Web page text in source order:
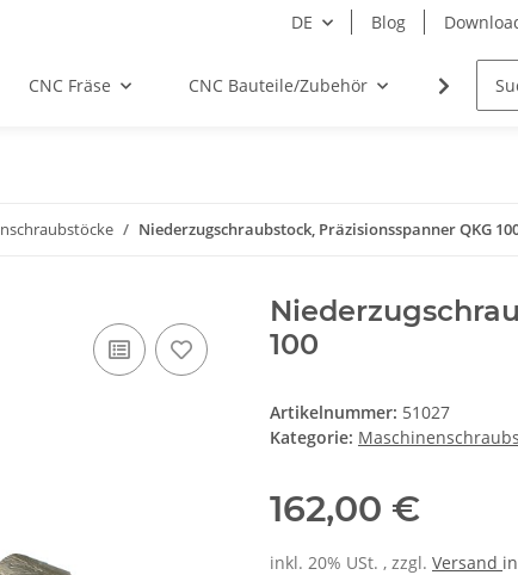
DE Blog
CNC Fräse CNC Bauteile/Zubehör Elektro
Niederzugschraubstock, Präzisionsspanner QKG
100
Artikelnummer: 51027
Kategorie:
162,00 €
inkl. 20% USt. , zzgl. Versand